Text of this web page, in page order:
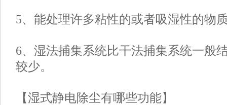
5、能处理许多粘性的或者吸湿性的物
6、湿法捕集系统比干法捕集系统一般
较少。
【湿式静电除尘有哪些功能】